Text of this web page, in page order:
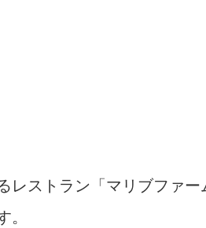
レストラン「マリブファ